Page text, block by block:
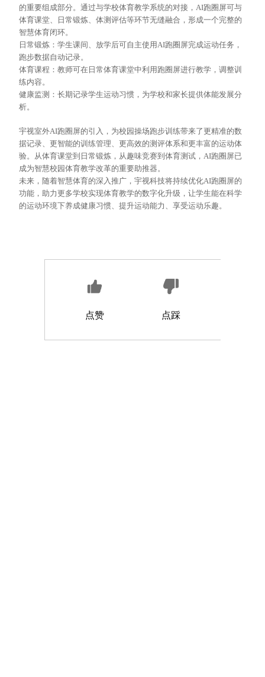
的重要组成部分。通过与学校体育教学系统的对接，AI跑圈屏可与
体育课堂、日常锻炼、体测评估等环节无缝融合，形成一个完整的
智慧体育闭环。
日常锻炼：学生课间、放学后可自主使用AI跑圈屏完成运动任务，
跑步数据自动记录。
体育课程：教师可在日常体育课堂中利用跑圈屏进行教学，调整训
练内容。
健康监测：长期记录学生运动习惯，为学校和家长提供体能发展分
析。
宇视室外AI跑圈屏的引入，为校园操场跑步训练带来了更精准的数
据记录、更智能的训练管理、更高效的测评体系和更丰富的运动体
验。从体育课堂到日常锻炼，从趣味竞赛到体育测试，AI跑圈屏已
成为智慧校园体育教学改革的重要助推器。
未来，随着智慧体育的深入推广，宇视科技将持续优化AI跑圈屏的
功能，助力更多学校实现体育教学的数字化升级，让学生能在科学
的运动环境下养成健康习惯、提升运动能力、享受运动乐趣。